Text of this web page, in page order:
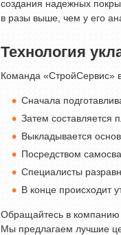
создания надежных
в разы выше, чем у его
Технология
Команда «СтройСервис»
Сначала
Затем составляется
Выкладывается
Посредством
Специалисты
В конце происходит
Обращайтесь в компанию
Мы предлагаем лучшие